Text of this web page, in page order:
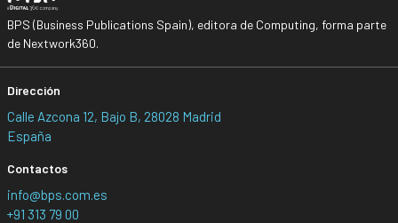
BPS (Business Publications Spain), editora de Computing, forma parte
de Nextwork360.
Dirección
Calle Azcona 12, Bajo B, 28028 Madrid
España
Contactos
info@bps.com.es
+91 313 79 00